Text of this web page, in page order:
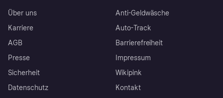
Über uns
Karriere
AGB
Presse
Sicherheit
Datenschutz
Anti-Geldwäsche
Auto-Track
Barrierefreiheit
Impressum
Wikipink
Kontakt